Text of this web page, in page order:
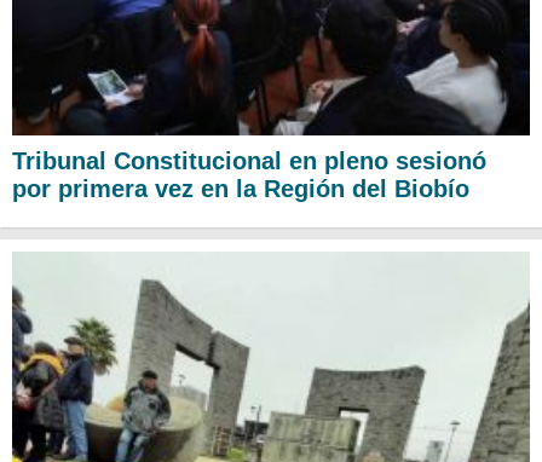
Tribunal Constitucional en pleno sesionó
por primera vez en la Región del Biobío